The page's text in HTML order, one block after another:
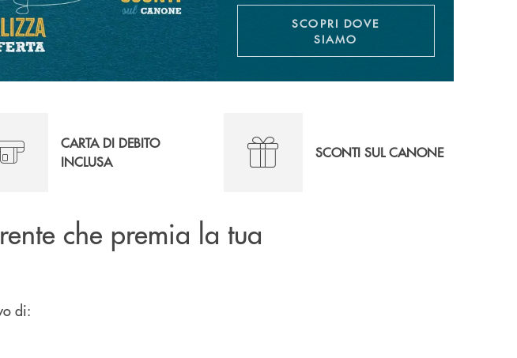
SCOPRI DOVE
SIAMOAPRE UNA NUOVA
CARTA DI DEBITO
INCLUSA
SCONTI SUL CANONE
che premia la tua
di: